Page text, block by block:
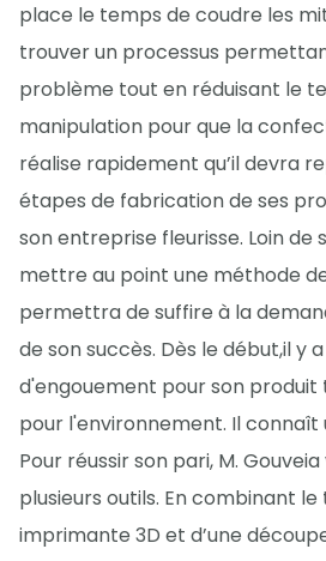
place le temps de coudre les
trouver un processus
problème tout en réduisant le
manipulation pour que la
réalise rapidement qu’il devra
étapes de fabrication de ses
son entreprise fleurisse. Loin de
mettre au point une méthode
permettra de suffire à la
de son succès. Dès le début,il y
d'engouement pour son
pour l'environnement. Il connaît
Pour réussir son pari, M.
plusieurs outils. En combinant le
imprimante 3D et d’une